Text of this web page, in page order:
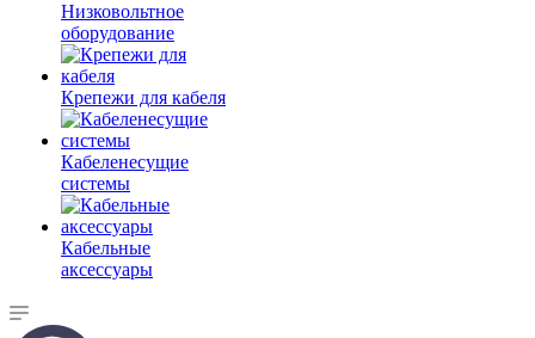
Низковольтное
оборудование
Крепежи для кабеля
Кабеленесущие
системы
Кабельные
аксессуары